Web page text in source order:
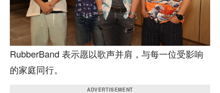
RubberBand 表示愿以歌声并肩，与每一位受影响
的家庭同行。